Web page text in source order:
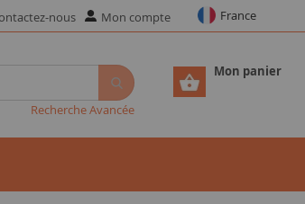
nous Mon compte France
Mon panier
Recherche Avancée